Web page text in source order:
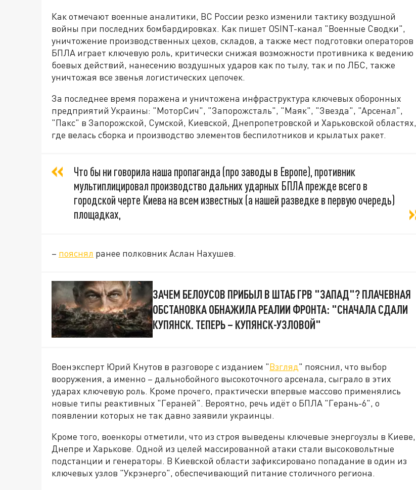
Как отмечают военные аналитики, ВС России резко изменили тактику воздушной
войны при последних бомбардировках. Как пишет OSINT-канал "Военные Сводки",
уничтожение производственных цехов, складов, а также мест подготовки операторов
БПЛА играет ключевую роль, критически снижая возможности противника к ведению
боевых действий, нанесению воздушных ударов как по тылу, так и по ЛБС, также
уничтожая все звенья логистических цепочек.
За последнее время поражена и уничтожена инфраструктура ключевых оборонных
предприятий Украины: "МоторСич", "Запорожсталь", "Маяк", "Звезда", "Арсенал",
"Пакс" в Запорожской, Сумской, Киевской, Днепропетровской и Харьковской областях,
где велась сборка и производство элементов беспилотников и крылатых ракет.
Что бы ни говорила наша пропаганда (про заводы в Европе), противник
мультиплицировал производство дальних ударных БПЛА прежде всего в
городской черте Киева на всем известных (а нашей разведке в первую очередь)
площадках,
– пояснял ранее полковник Аслан Нахушев.
ЗАЧЕМ БЕЛОУСОВ ПРИБЫЛ В ШТАБ ГРВ "ЗАПАД"? ПЛАЧЕВНАЯ
ОБСТАНОВКА ОБНАЖИЛА РЕАЛИИ ФРОНТА: "СНАЧАЛА СДАЛИ
КУПЯНСК. ТЕПЕРЬ – КУПЯНСК-УЗЛОВОЙ"
Военэксперт Юрий Кнутов в разговоре с изданием "Взгляд" пояснил, что выбор
вооружения, а именно – дальнобойного высокоточного арсенала, сыграло в этих
ударах ключевую роль. Кроме прочего, практически впервые массово применялись
новые типы реактивных "Гераней". Вероятно, речь идёт о БПЛА "Герань-6", о
появлении которых не так давно заявили украинцы.
Кроме того, военкоры отметили, что из строя выведены ключевые энергоузлы в Киеве,
Днепре и Харькове. Одной из целей массированной атаки стали высоковольтные
подстанции и генераторы. В Киевской области зафиксировано попадание в один из
ключевых узлов "Укрэнерго", обеспечивающий питание столичного региона.